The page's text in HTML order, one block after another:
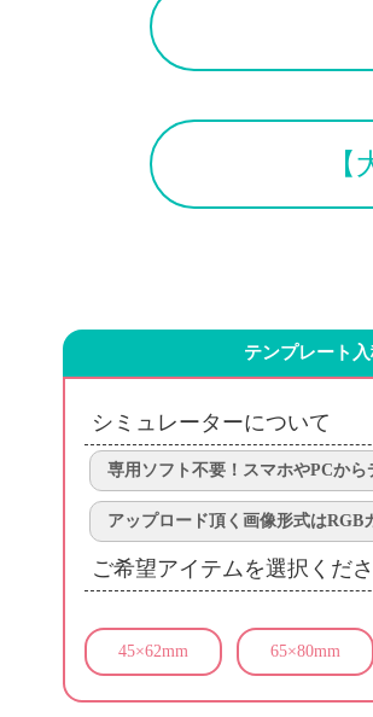
テンプレート
シミュレーターについて
専用ソフト不要！スマホやPCか
アップロード頂く画像形式はRGB
ご希望アイテムを選択くださ
45×62mm 65×80mm